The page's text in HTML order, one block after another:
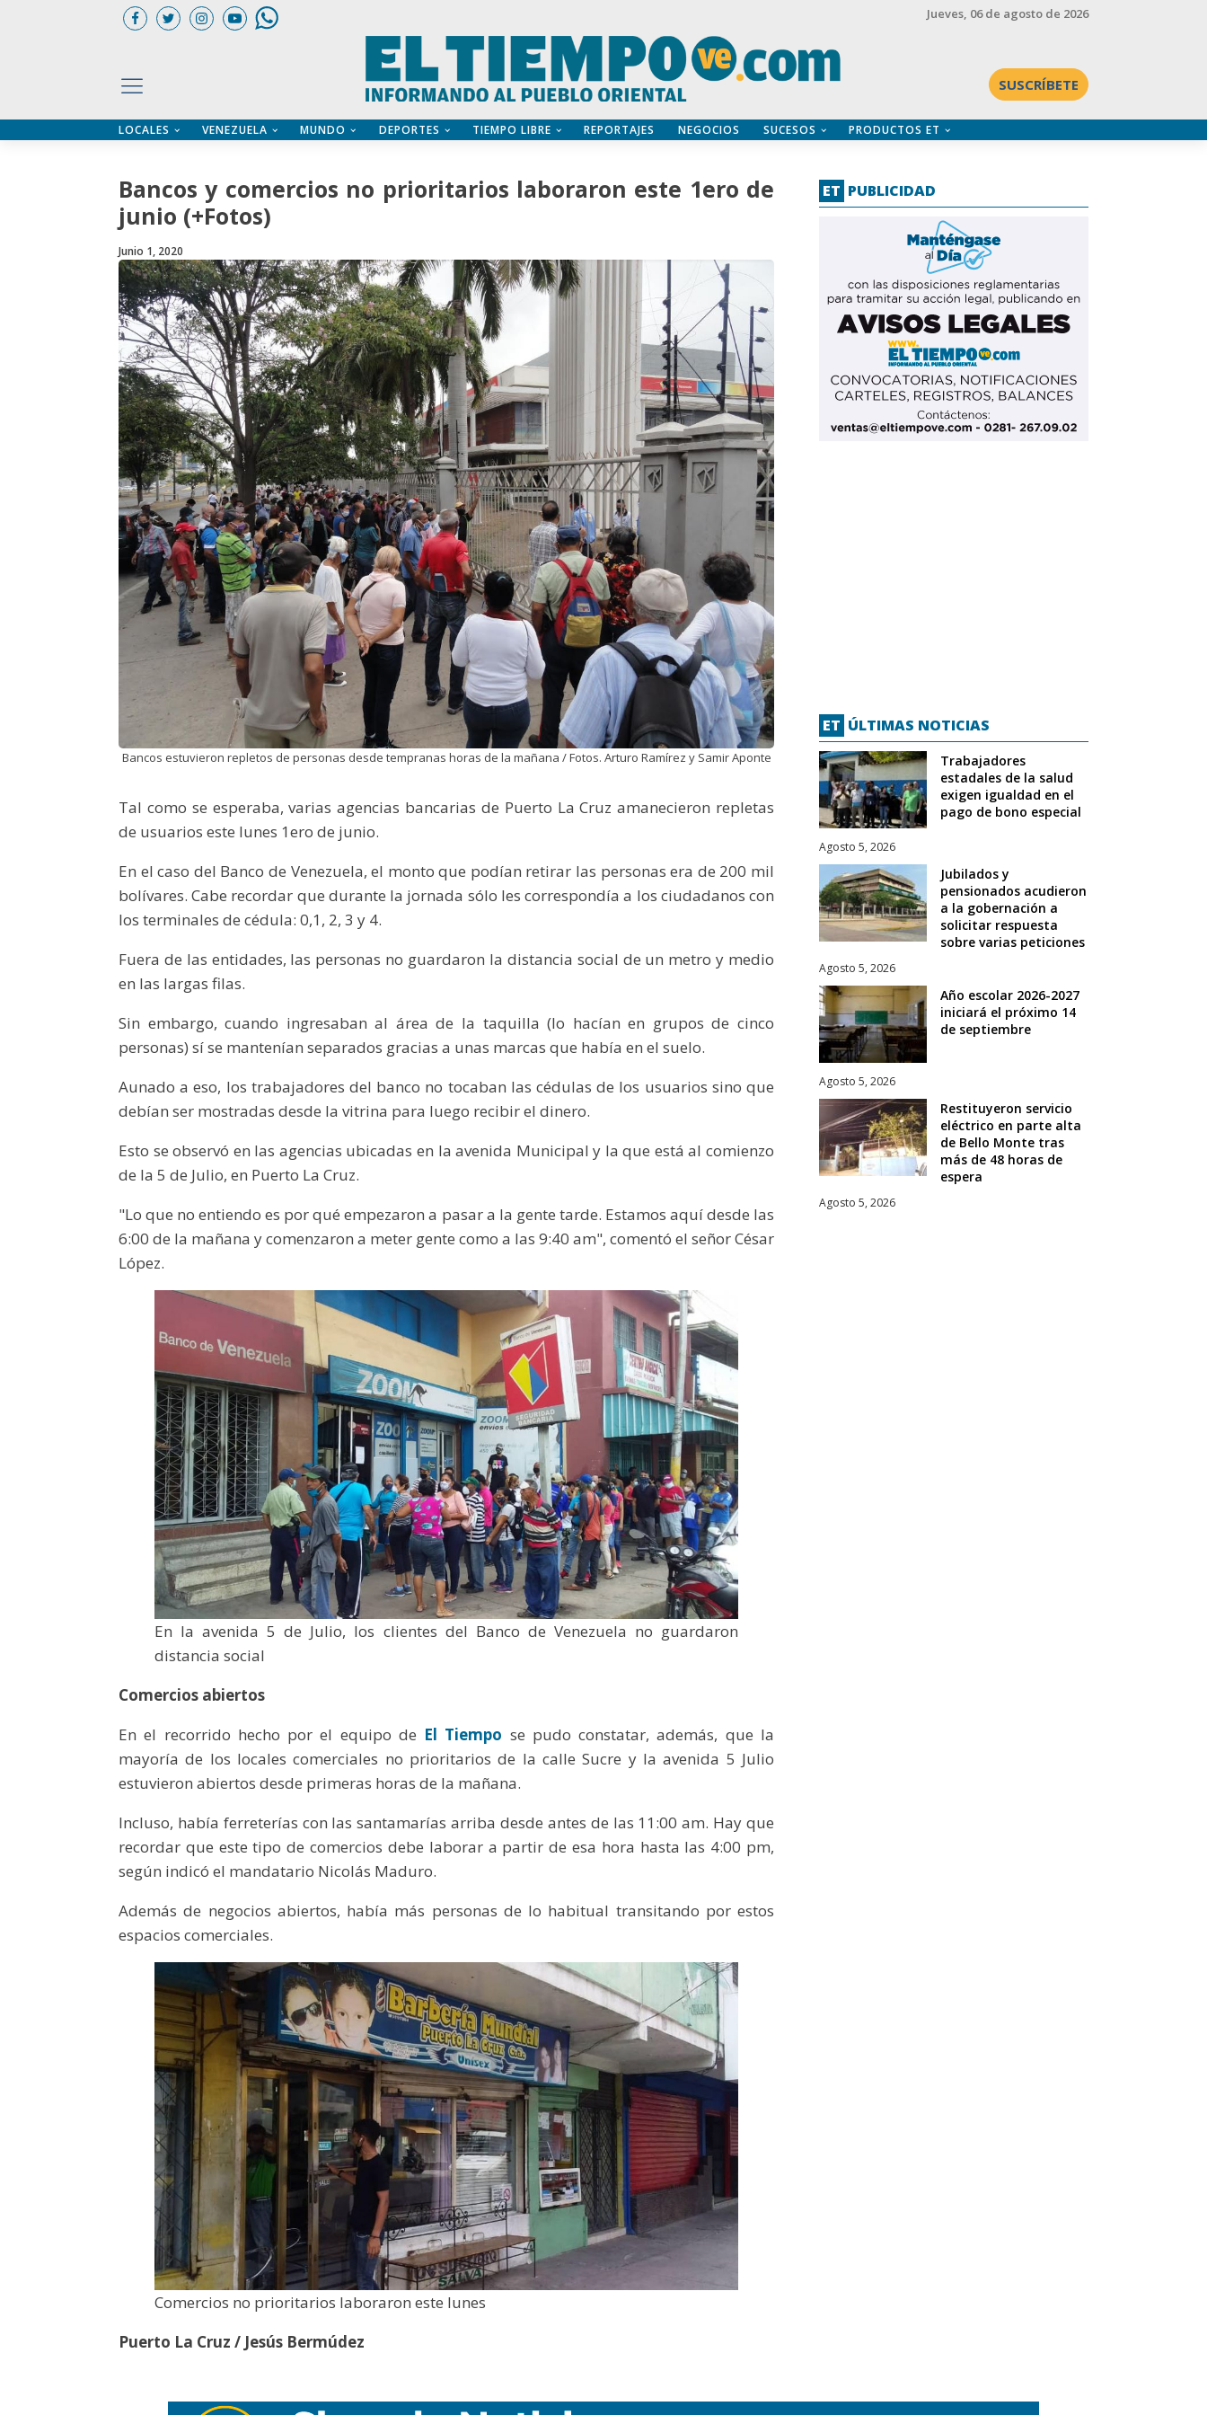
Jueves, 06 de agosto de 2026
SUSCRÍBETE
LOCALES VENEZUELA MUNDO DEPORTES TIEMPO LIBRE REPORTAJES NEGOCIOS SUCESOS PRODUCTOS ET
Bancos y comercios no prioritarios laboraron este 1ero de
junio (+Fotos)
Junio 1, 2020
Bancos estuvieron repletos de personas desde tempranas horas de la mañana / Fotos. Arturo Ramírez y Samir Aponte
Tal como se esperaba, varias agencias bancarias de Puerto La Cruz amanecieron repletas
de usuarios este lunes 1ero de junio.
En el caso del Banco de Venezuela, el monto que podían retirar las personas era de 200 mil
bolívares. Cabe recordar que durante la jornada sólo les correspondía a los ciudadanos con
los terminales de cédula: 0,1, 2, 3 y 4.
Fuera de las entidades, las personas no guardaron la distancia social de un metro y medio
en las largas filas.
Sin embargo, cuando ingresaban al área de la taquilla (lo hacían en grupos de cinco
personas) sí se mantenían separados gracias a unas marcas que había en el suelo.
Aunado a eso, los trabajadores del banco no tocaban las cédulas de los usuarios sino que
debían ser mostradas desde la vitrina para luego recibir el dinero.
Esto se observó en las agencias ubicadas en la avenida Municipal y la que está al comienzo
de la 5 de Julio, en Puerto La Cruz.
"Lo que no entiendo es por qué empezaron a pasar a la gente tarde. Estamos aquí desde las
6:00 de la mañana y comenzaron a meter gente como a las 9:40 am", comentó el señor César
López.
En la avenida 5 de Julio, los clientes del Banco de Venezuela no guardaron
distancia social
Comercios abiertos
En el recorrido hecho por el equipo de El Tiempo se pudo constatar, además, que la
mayoría de los locales comerciales no prioritarios de la calle Sucre y la avenida 5 Julio
estuvieron abiertos desde primeras horas de la mañana.
Incluso, había ferreterías con las santamarías arriba desde antes de las 11:00 am. Hay que
recordar que este tipo de comercios debe laborar a partir de esa hora hasta las 4:00 pm,
según indicó el mandatario Nicolás Maduro.
Además de negocios abiertos, había más personas de lo habitual transitando por estos
espacios comerciales.
Comercios no prioritarios laboraron este lunes
Puerto La Cruz / Jesús Bermúdez
ET PUBLICIDAD
ET ÚLTIMAS NOTICIAS
Trabajadores
estadales de la salud
exigen igualdad en el
pago de bono especial
Agosto 5, 2026
Jubilados y
pensionados acudieron
a la gobernación a
solicitar respuesta
sobre varias peticiones
Agosto 5, 2026
Año escolar 2026-2027
iniciará el próximo 14
de septiembre
Agosto 5, 2026
Restituyeron servicio
eléctrico en parte alta
de Bello Monte tras
más de 48 horas de
espera
Agosto 5, 2026